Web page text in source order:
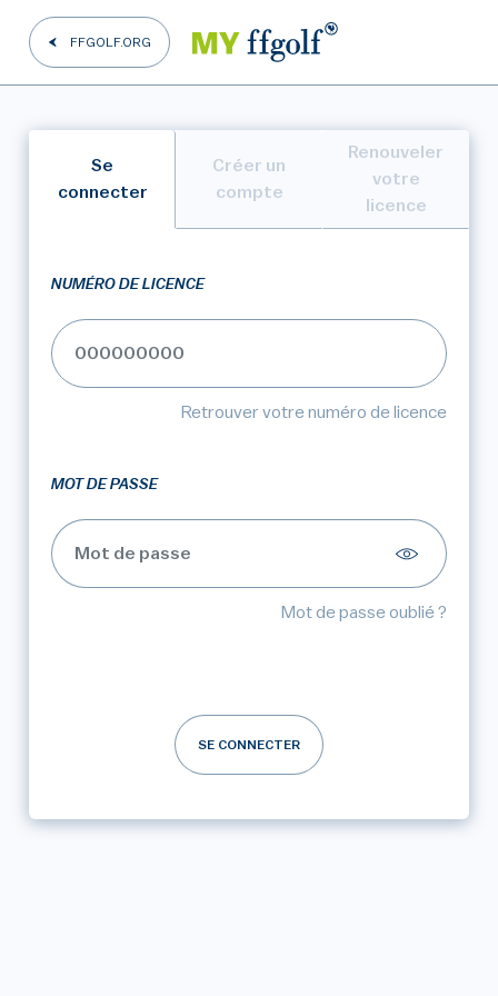
FFGOLF.ORG
Se
connecter
Créer un
compte
Renouveler
votre
licence
NUMÉRO DE LICENCE
Retrouver votre numéro de licence
MOT DE PASSE
Mot de passe oublié ?
SE CONNECTER